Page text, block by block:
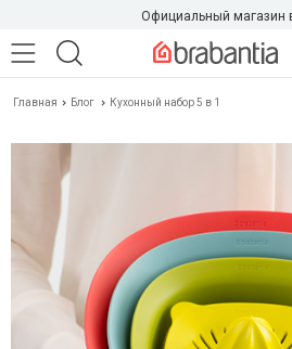
Официальный магазин
Главная Блог Кухонный набор 5 в 1